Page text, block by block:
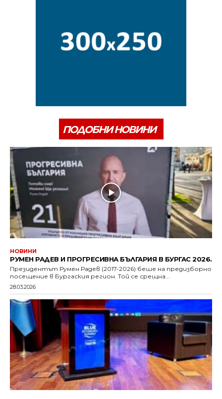
ПОДОБНИ НОВИНИ
НОВИНИ
РУМЕН РАДЕВ И ПРОГРЕСИВНА БЪЛГАРИЯ В БУРГАС 2026.
Президентът Румен Радев (2017-2026) беше на предизборно
посещение в Бургаския регион. Той се срещна...
28.03.2026